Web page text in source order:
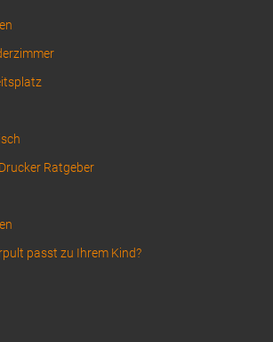
Ratgeber
passt zu Ihrem Kind?